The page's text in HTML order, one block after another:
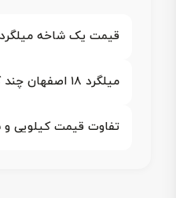
قیمت یک شاخه میلگرد ۱۸ اصفهان چقدر است؟
میلگرد ۱۸ اصفهان چند کیلو وزن دارد؟
تفاوت قیمت کیلویی و شاخه‌ای